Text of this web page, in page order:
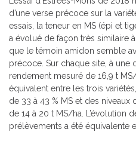
d’une verse précoce sur la
essais, la teneur en MS (épi et
a évolué de façon très similaire
que le témoin amidon semble
précoce. Sur chaque site, à
rendement mesuré de 16,9 t
équivalent entre les trois
de 33 à 43 % MS et des
de 14 à 20 t MS/ha. L’évolution
prélèvements a été équivalente